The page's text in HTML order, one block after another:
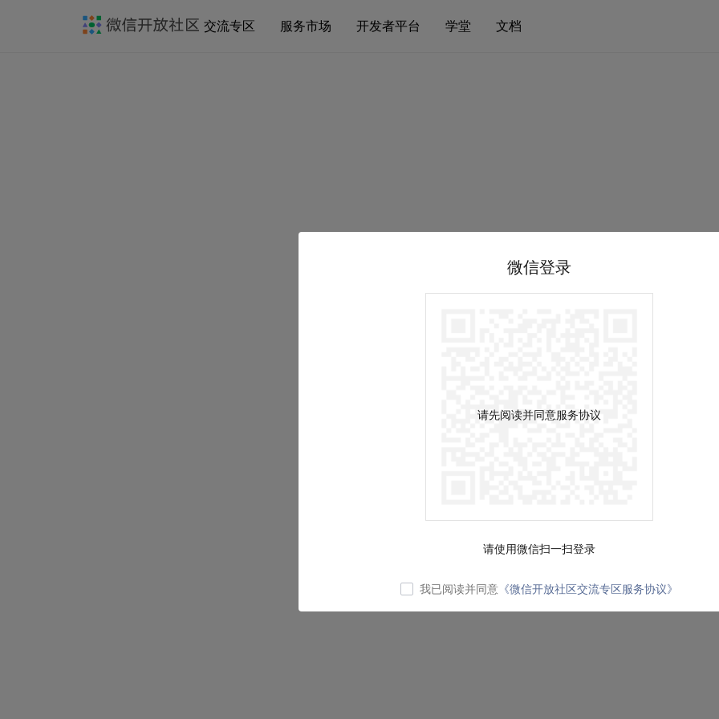
交流专区 服务市场 开发者平台 学堂 文档
微信登录
请先阅读并同意服务协议
请使用微信扫一扫登录
我已阅读并同意 《微信开放社区交流专区服务协议》